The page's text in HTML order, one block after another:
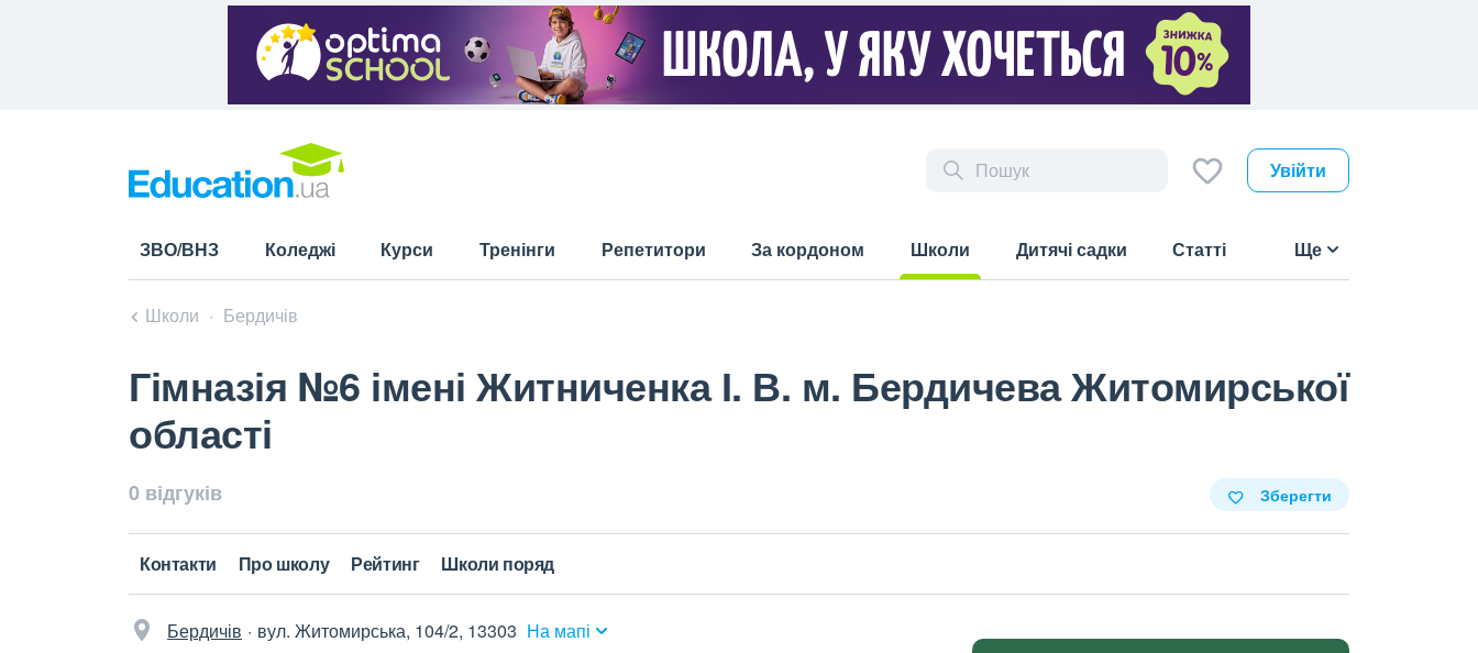
Увійти
ЗВО/ВНЗ Коледжі Курси Тренінги Репетитори За кордоном
Школи
Дитячі садки Статті Ще
Школи Бердичів
Гімназія №6 імені Житниченка І. В. м. Бердичева Житомирської
області
0 відгуків Зберегти
Контакти Про школу Рейтинг Школи поряд
Бердичів вул. Житомирська, 104/2, 13303 На мапі